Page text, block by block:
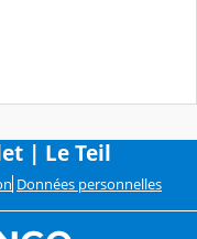
| Le Teil
Données personnelles